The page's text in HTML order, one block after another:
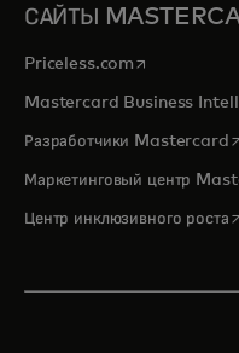
САЙТЫ
Priceless.com opens in a
Mastercard Business
Разработчики Mastercard
Маркетинговый центр
Центр инклюзивного роста